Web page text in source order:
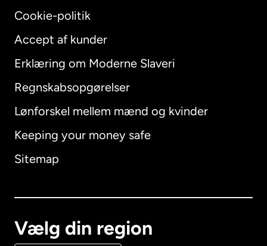
Cookie-politik
Accept af kunder
Erklæring om Moderne Slaveri
Regnskabsopgørelser
Lønforskel mellem mænd og kvinder
Keeping your money safe
Sitemap
Vælg din region
International English
Australien